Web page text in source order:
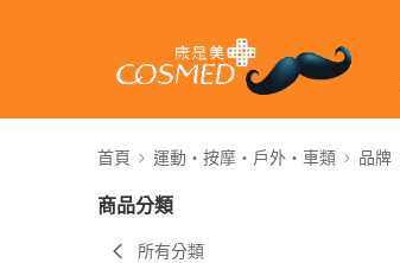
首頁 運動・按摩・戶外・車類 品牌
商品分類
所有分類